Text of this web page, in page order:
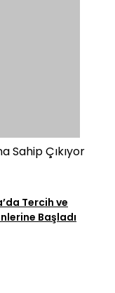
Sahip Çıkıyor
Tercih ve
Başladı